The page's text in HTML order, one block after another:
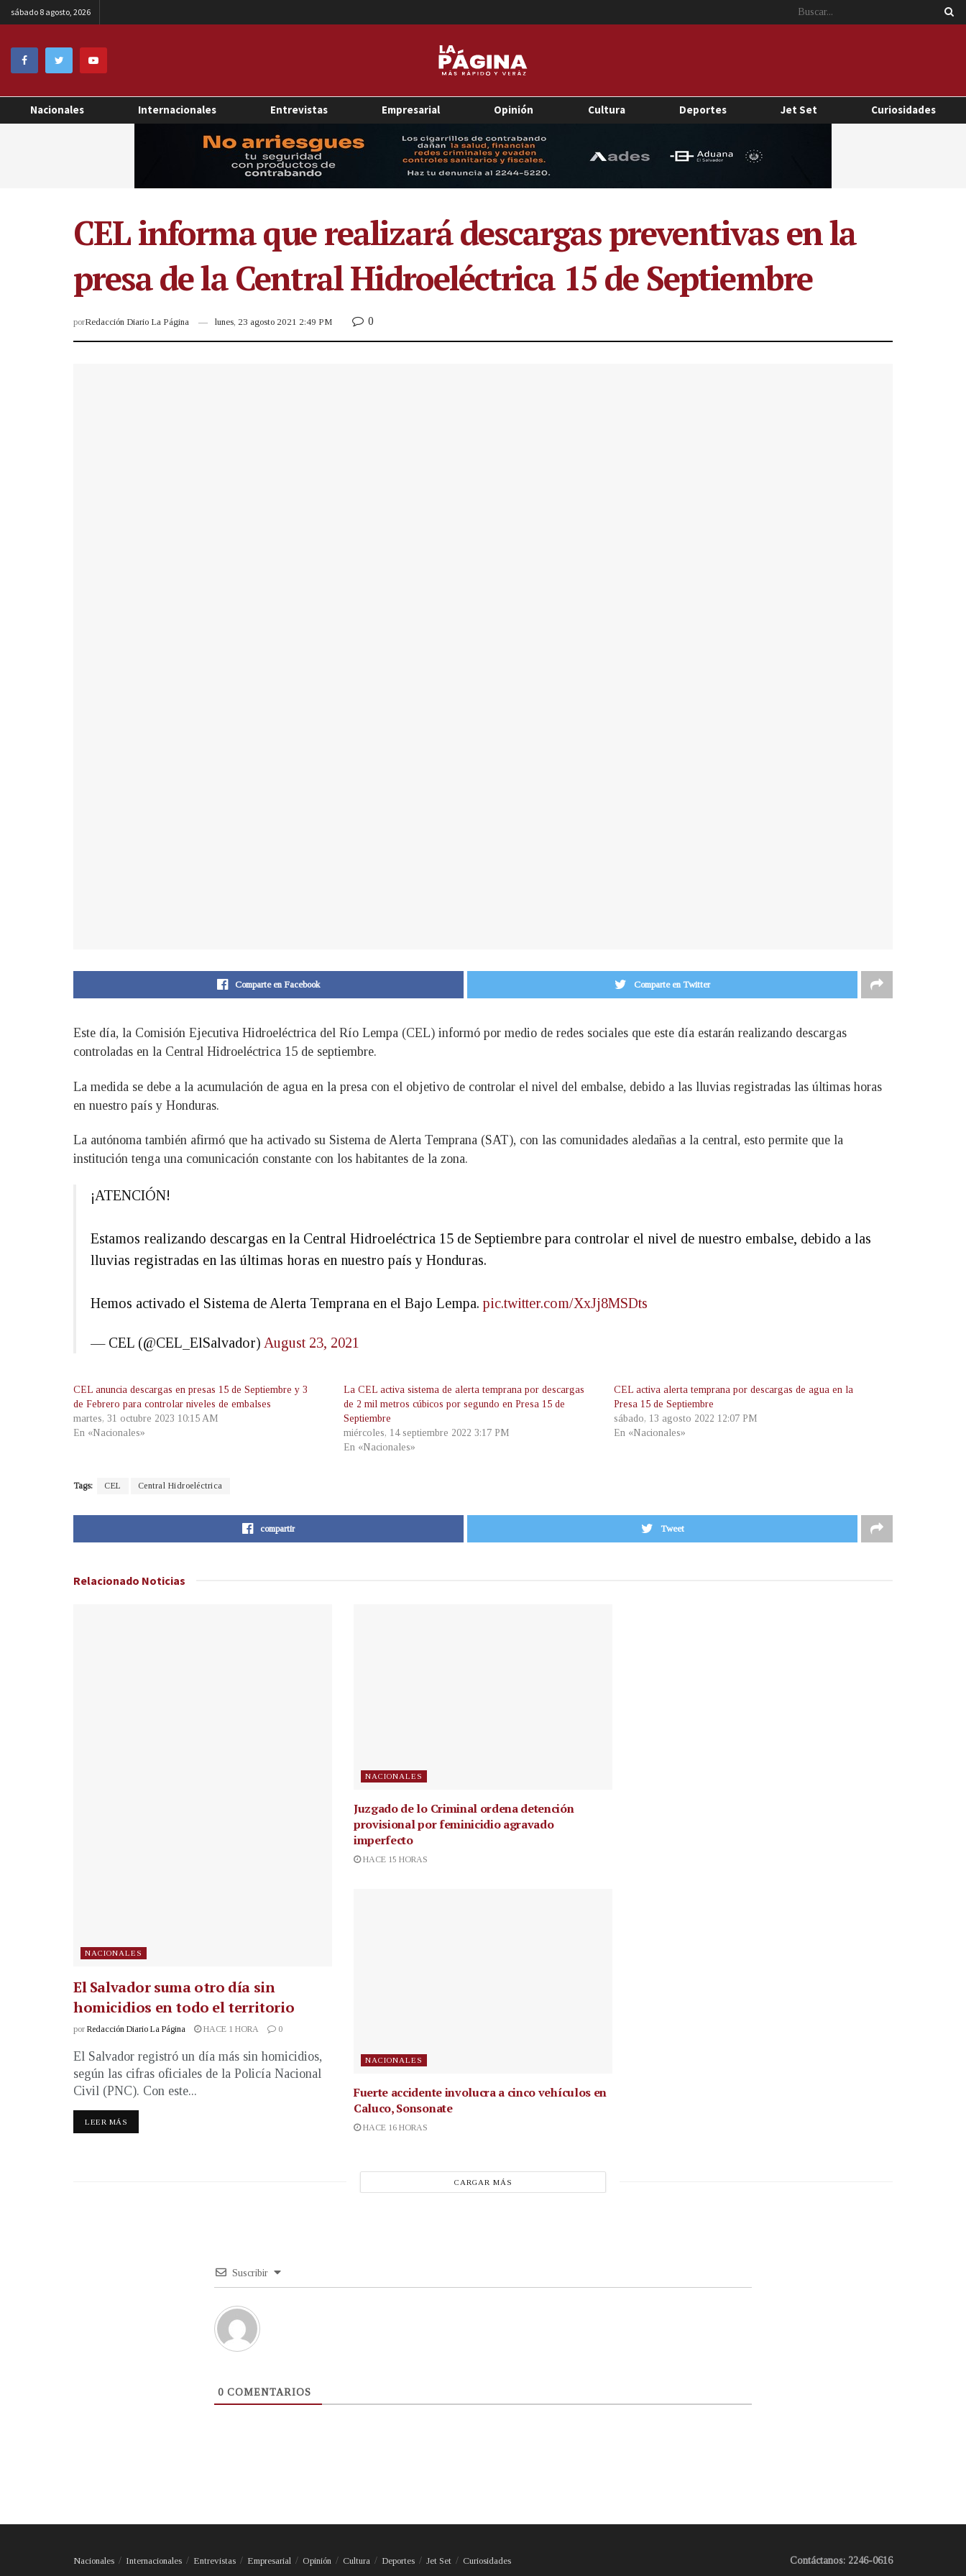
sábado 8 agosto, 2026
Nacionales Internacionales Entrevistas Empresarial Opinión Cultura Deportes Jet Set Curiosidades
CEL informa que realizará descargas preventivas en la
presa de la Central Hidroeléctrica 15 de Septiembre
porRedacción Diario La Página lunes, 23 agosto 2021 2:49 PM 0
Comparte en Facebook Comparte en Twitter
Este día, la Comisión Ejecutiva Hidroeléctrica del Río Lempa (CEL) informó por medio de redes sociales que este día estarán realizando descargas
controladas en la Central Hidroeléctrica 15 de septiembre.
La medida se debe a la acumulación de agua en la presa con el objetivo de controlar el nivel del embalse, debido a las lluvias registradas las últimas horas
en nuestro país y Honduras.
La autónoma también afirmó que ha activado su Sistema de Alerta Temprana (SAT), con las comunidades aledañas a la central, esto permite que la
institución tenga una comunicación constante con los habitantes de la zona.
¡ATENCIÓN!
Estamos realizando descargas en la Central Hidroeléctrica 15 de Septiembre para controlar el nivel de nuestro embalse, debido a las
lluvias registradas en las últimas horas en nuestro país y Honduras.
Hemos activado el Sistema de Alerta Temprana en el Bajo Lempa. pic.twitter.com/XxJj8MSDts
— CEL (@CEL_ElSalvador) August 23, 2021
CEL anuncia descargas en presas 15 de Septiembre y 3
de Febrero para controlar niveles de embalses
martes, 31 octubre 2023 10:15 AM
En «Nacionales»
La CEL activa sistema de alerta temprana por descargas
de 2 mil metros cúbicos por segundo en Presa 15 de
Septiembre
miércoles, 14 septiembre 2022 3:17 PM
En «Nacionales»
CEL activa alerta temprana por descargas de agua en la
Presa 15 de Septiembre
sábado, 13 agosto 2022 12:07 PM
En «Nacionales»
Tags: CEL Central Hidroeléctrica
compartir Tweet
Relacionado Noticias
NACIONALES
El Salvador suma otro día sin
homicidios en todo el territorio
por Redacción Diario La Página HACE 1 HORA 0
El Salvador registró un día más sin homicidios,
según las cifras oficiales de la Policía Nacional
Civil (PNC). Con este...
LEER MÁS
NACIONALES
Juzgado de lo Criminal ordena detención
provisional por feminicidio agravado
imperfecto
HACE 15 HORAS
NACIONALES
Fuerte accidente involucra a cinco vehículos en
Caluco, Sonsonate
HACE 16 HORAS
CARGAR MÁS
Suscribir
0 COMENTARIOS
Nacionales Internacionales Entrevistas Empresarial Opinión Cultura Deportes Jet Set Curiosidades Contáctanos: 2246-0616